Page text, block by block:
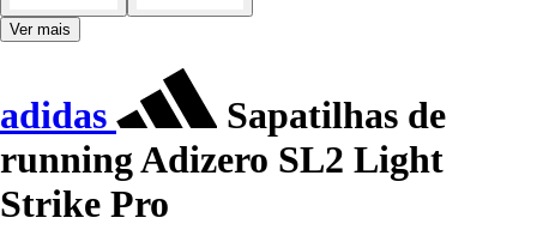
Ver mais
adidas
Sapatilhas de
running Adizero SL2 Light
Strike Pro